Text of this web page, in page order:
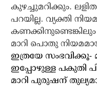
കുഴച്ചുമറിക്കും.
പറയില്ല. വ്യക്തി
കണക്കിനുണ്ടെങ്കിലും
മാറി പൊതു
ഇത്രയേ സംഭവിക്കൂ-
ഇപ്പോഴുള്ള പകുതി
മാറി പുരുഷന്